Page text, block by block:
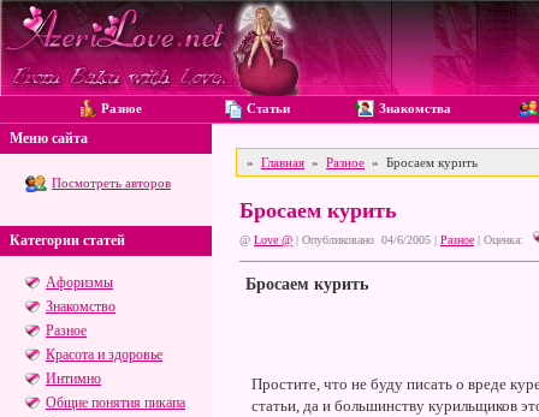
Разное Статьи Знакомства
Меню сайта
Посмотреть авторов
Категории статей
Афоризмы
Знакомство
Разное
Красота и здоровье
Интимно
Общие понятия пикапа
» Главная » Разное » Бросаем курить
Бросаем курить
@ Love @ | Опубликовано 04/6/2005 | Разное | Оценка:
Бросаем курить
Простите, что не буду писать о вреде
статьи, да и большинству курильщиков